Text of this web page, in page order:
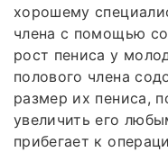
хорошему
члена с помощью
рост пениса у
полового члена
размер их пениса,
увеличить его
прибегает к